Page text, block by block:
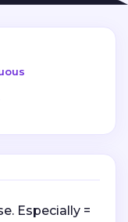
Especially =